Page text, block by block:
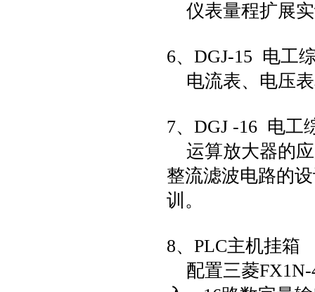
仪表量程扩展实
6、DGJ-15 电工
电流表、电压
7、DGJ -16 电工
运算放大器的应
整流滤波电路的
训。
8、PLC主机挂箱
配置三菱FX1N-